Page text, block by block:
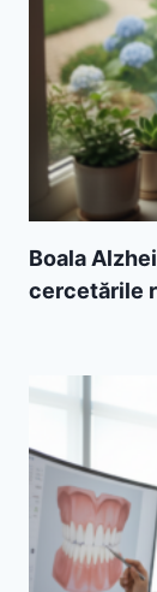
Boala
cercetările